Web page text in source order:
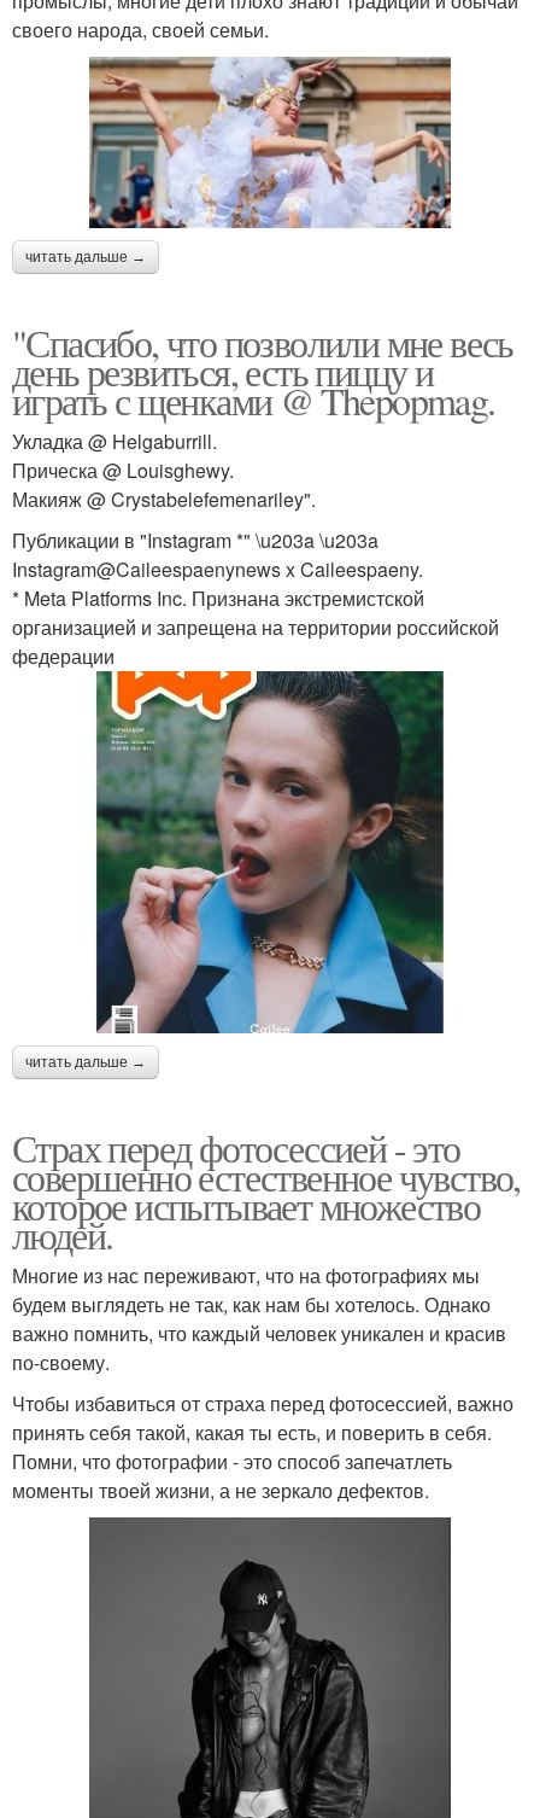
своего народа, своей семьи.
читать дальше →
"Спасибо, что позволили мне весь
день резвиться, есть пиццу и
играть с щенками @ Thepopmag.
Укладка @ Helgaburrill.
Прическа @ Louisghewy.
Макияж @ Crystabelefemenariley".
Публикации в "Instagram *" \u203a \u203a
Instagram@Caileespaenynews x Caileespaeny.
* Meta Platforms Inc. Признана экстремистской
организацией и запрещена на территории российской
федерации
читать дальше →
Страх перед фотосессией - это
совершенно естественное чувство,
которое испытывает множество
людей.
Многие из нас переживают, что на фотографиях мы
будем выглядеть не так, как нам бы хотелось. Однако
важно помнить, что каждый человек уникален и красив
по-своему.
Чтобы избавиться от страха перед фотосессией, важно
принять себя такой, какая ты есть, и поверить в себя.
Помни, что фотографии - это способ запечатлеть
моменты твоей жизни, а не зеркало дефектов.